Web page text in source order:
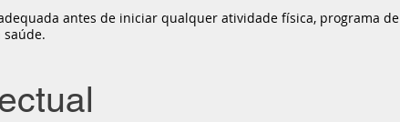
antes de iniciar qualquer atividade física, programa de